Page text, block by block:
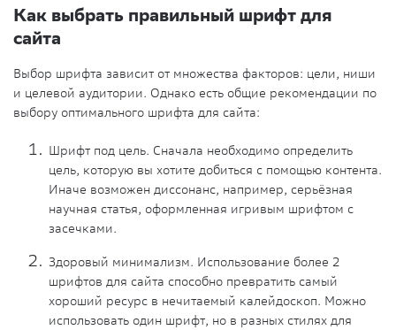
Как выбрать правильный шрифт для
сайта
Выбор шрифта зависит от множества факторов: цели, ниши
и целевой аудитории. Однако есть общие рекомендации по
выбору оптимального шрифта для сайта:
Шрифт под цель. Сначала необходимо определить
цель, которую вы хотите добиться с помощью контента.
Иначе возможен диссонанс, например, серьёзная
научная статья, оформленная игривым шрифтом с
засечками.
Здоровый минимализм. Использование более 2
шрифтов для сайта способно превратить самый
хороший ресурс в нечитаемый калейдоскоп. Можно
использовать один шрифт, но в разных стилях для